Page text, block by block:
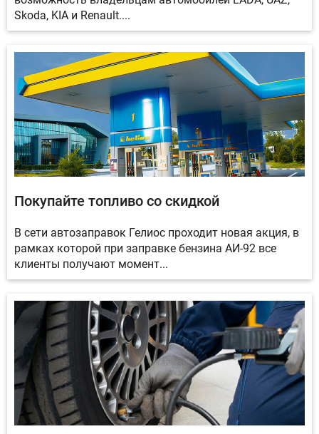
Skoda, KIA и Renault....
Покупайте топливо со скидкой
В сети автозаправок Гелиос проходит новая акция, в
рамках которой при заправке бензина АИ-92 все
клиенты получают момент...